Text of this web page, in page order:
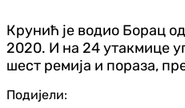
Крунић је водио Борац
2020. И на 24 утакмице
шест ремија и пораза,
Подијели: